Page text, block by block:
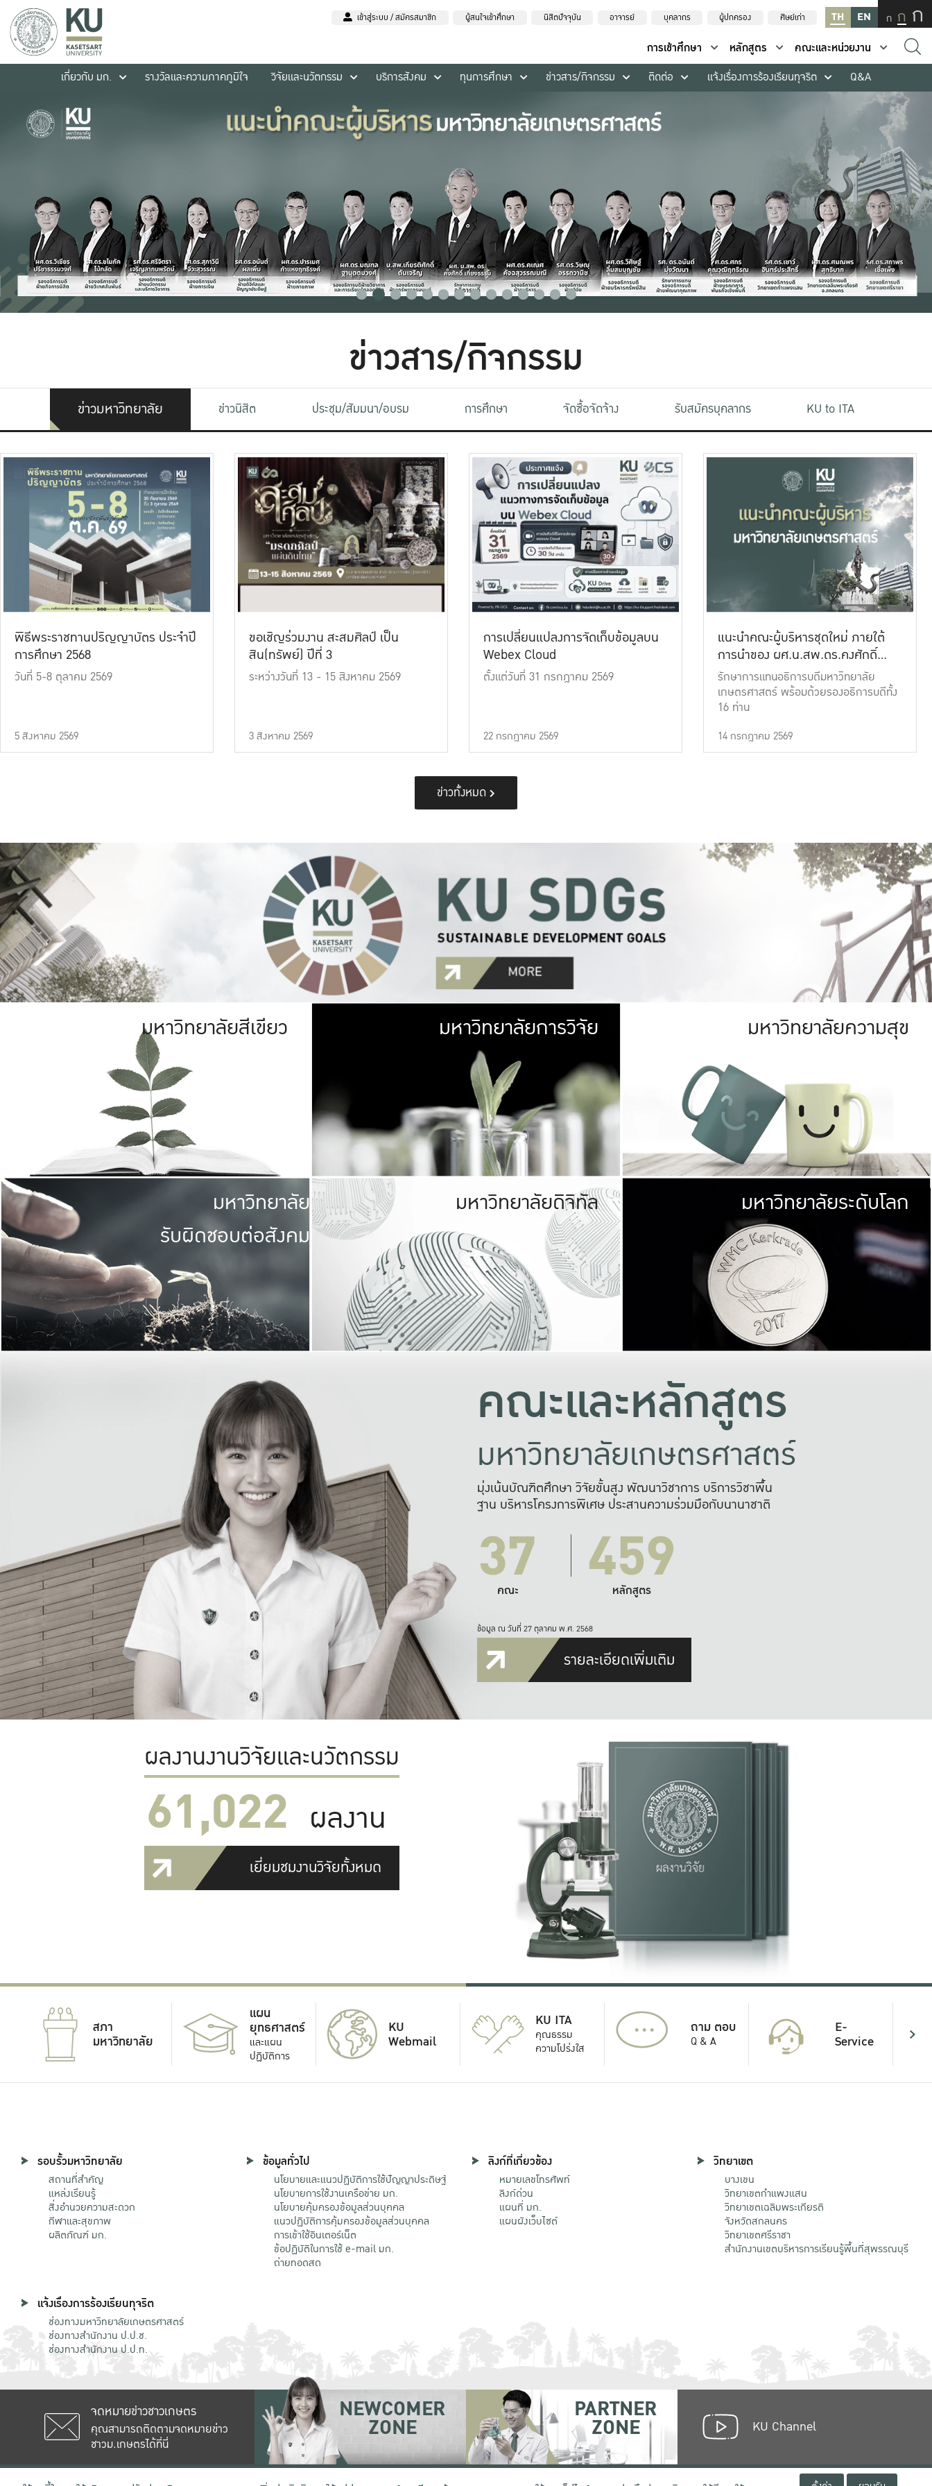
เข้าสู่ระบบ / สมัครสมาชิก ผู้สนใจเข้าศึกษา นิสิตปัจจุบัน อาจารย์ บุคลากร ผู้ปกครอง ศิษย์เก่า TH EN ก ก ก
การเข้าศึกษา หลักสูตร
คณะและหน่วยงาน
เกี่ยวกับ มก.
รางวัลและความภาคภูมิใจ วิจัยและนวัตกรรม บริการสังคม ทุนการศึกษา ข่าวสาร/กิจกรรม ติดต่อ แจ้งเรื่องการร้องเรียนทุจริต Q&A
ข่าวสาร/กิจกรรม
ข่าวมหาวิทยาลัย ข่าวนิสิต ประชุม/สัมมนา/อบรม การศึกษา จัดซื้อจัดจ้าง รับสมัครบุคลากร KU to ITA
พิธีพระราชทานปริญญาบัตร ประจำปี
การศึกษา 2568
วันที่ 5-8 ตุลาคม 2569
5 สิงหาคม 2569
ขอเชิญร่วมงาน สะสมศิลป์ เป็น
สิน(ทรัพย์) ปีที่ 3
ระหว่างวันที่ 13 - 15 สิงหาคม 2569
3 สิงหาคม 2569
การเปลี่ยนแปลงการจัดเก็บข้อมูลบน
Webex Cloud
ตั้งแต่วันที่ 31 กรกฎาคม 2569
22 กรกฎาคม 2569
แนะนำคณะผู้บริหารชุดใหม่ ภายใต้
การนำของ ผศ.น.สพ.ดร.คงศักดิ์
เที่ยงธรรม
รักษาการแทนอธิการบดีมหาวิทยาลัย
เกษตรศาสตร์ พร้อมด้วยรองอธิการบดีทั้ง
16 ท่าน
14 กรกฎาคม 2569
ข่าวทั้งหมด
มหาวิทยาลัยสีเขียว มหาวิทยาลัย
เกษตรศาสตร์ มีพื้นที่เขียวสดใส หนาแน่น
เป็นป่าในเมือง (URBAN FOREST)
เกษตรในเมือง (URBAN AGRICULTURE)
ที่นับรวมกันได้ประมาณ 1,400 ไร่
มหาวิทยาลัยการวิจัย มหาวิทยาลัย
ให้กับประชาชน
มหาวิทยาลัยความสุข
มหาวิทยาลัย
รับผิดชอบต่อสังคม
มหาวิทยาลัยรับผิดชอบต่อสังคม
ร่วมมือกับชุมชน เพื่อความกินดีอยู่ดี
และความสุขอย่างยั่งยืน
มองปัญหาในภาพกว้าง
แก้ไขจากปัญหาจุดเล็กๆ
มหาวิทยาลัยดิจิทัล มหาวิทยา
พร้อมที่จ
และผลักดันในการใช้ระบบส
เพื่อการทำงานแ
มหาวิทยาลัยระดับโลก
คณะและหลักสูตร
มหาวิทยาลัยเกษตรศาสตร์
มุ่งเน้นบัณฑิตศึกษา วิจัยขั้นสูง พัฒนาวิชาการ บริการวิชาพื้น
ฐาน บริหารโครงการพิเศษ ประสานความร่วมมือกับนานาชาติ
37
คณะ 459
หลักสูตร
ข้อมูล ณ วันที่ 27 ตุลาคม พ.ศ. 2568
รายละเอียดเพิ่มเติม
ผลงานงานวิจัยและนวัตกรรม
61,022 ผลงาน
เยี่ยมชมงานวิจัยทั้งหมด
สภา
มหาวิทยาลัย
แผน
ยุทธศาสตร์
และแผน
ปฏิบัติการ
KU
Webmail
KU ITA
คุณธรรม
ความโปร่งใส
... ถาม ตอบ
Q & A
E-
Service
รอบรั้วมหาวิทยาลัย
สถานที่สำคัญ
แหล่งเรียนรู้
สิ่งอำนวยความสะดวก
กีฬาและสุขภาพ
ผลิตภัณฑ์ มก.
ข้อมูลทั่วไป
นโยบายและแนวปฏิบัติการใช้ปัญญาประดิษฐ์
นโยบายการใช้งานเครือข่าย มก.
นโยบายคุ้มครองข้อมูลส่วนบุคคล
แนวปฏิบัติการคุ้มครองข้อมูลส่วนบุคคล
การเข้าใช้อินเตอร์เน็ต
ข้อปฏิบัติในการใช้ e-mail มก.
ถ่ายทอดสด
ลิงก์ที่เกี่ยวข้อง
หมายเลขโทรศัพท์
ลิงก์ด่วน
แผนที่ มก.
แผนผังเว็บไซต์
วิทยาเขต
บางเขน
วิทยาเขตกําแพงแสน
วิทยาเขตเฉลิมพระเกียรติ
จังหวัดสกลนคร
วิทยาเขตศรีราชา
สำนักงานเขตบริหารการเรียนรู้พื้นที่สุพรรณบุรี
แจ้งเรื่องการร้องเรียนทุจริต
ช่องทางมหาวิทยาลัยเกษตรศาสตร์
ช่องทางสำนักงาน ป.ป.ช.
ช่องทางสำนักงาน ป.ป.ท.
จดหมายข่าวชาวเกษตร
คุณสามารถติดตามจดหมายข่าว
ชาวม.เกษตรได้ที่นี่
NEWCOMER
ZONE
PARTNER
ZONE KU Channel